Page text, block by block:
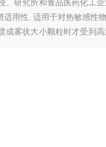
、研究所和食品医药化工
用性, 适用于对热敏感性
雾状大小颗粒时才受到